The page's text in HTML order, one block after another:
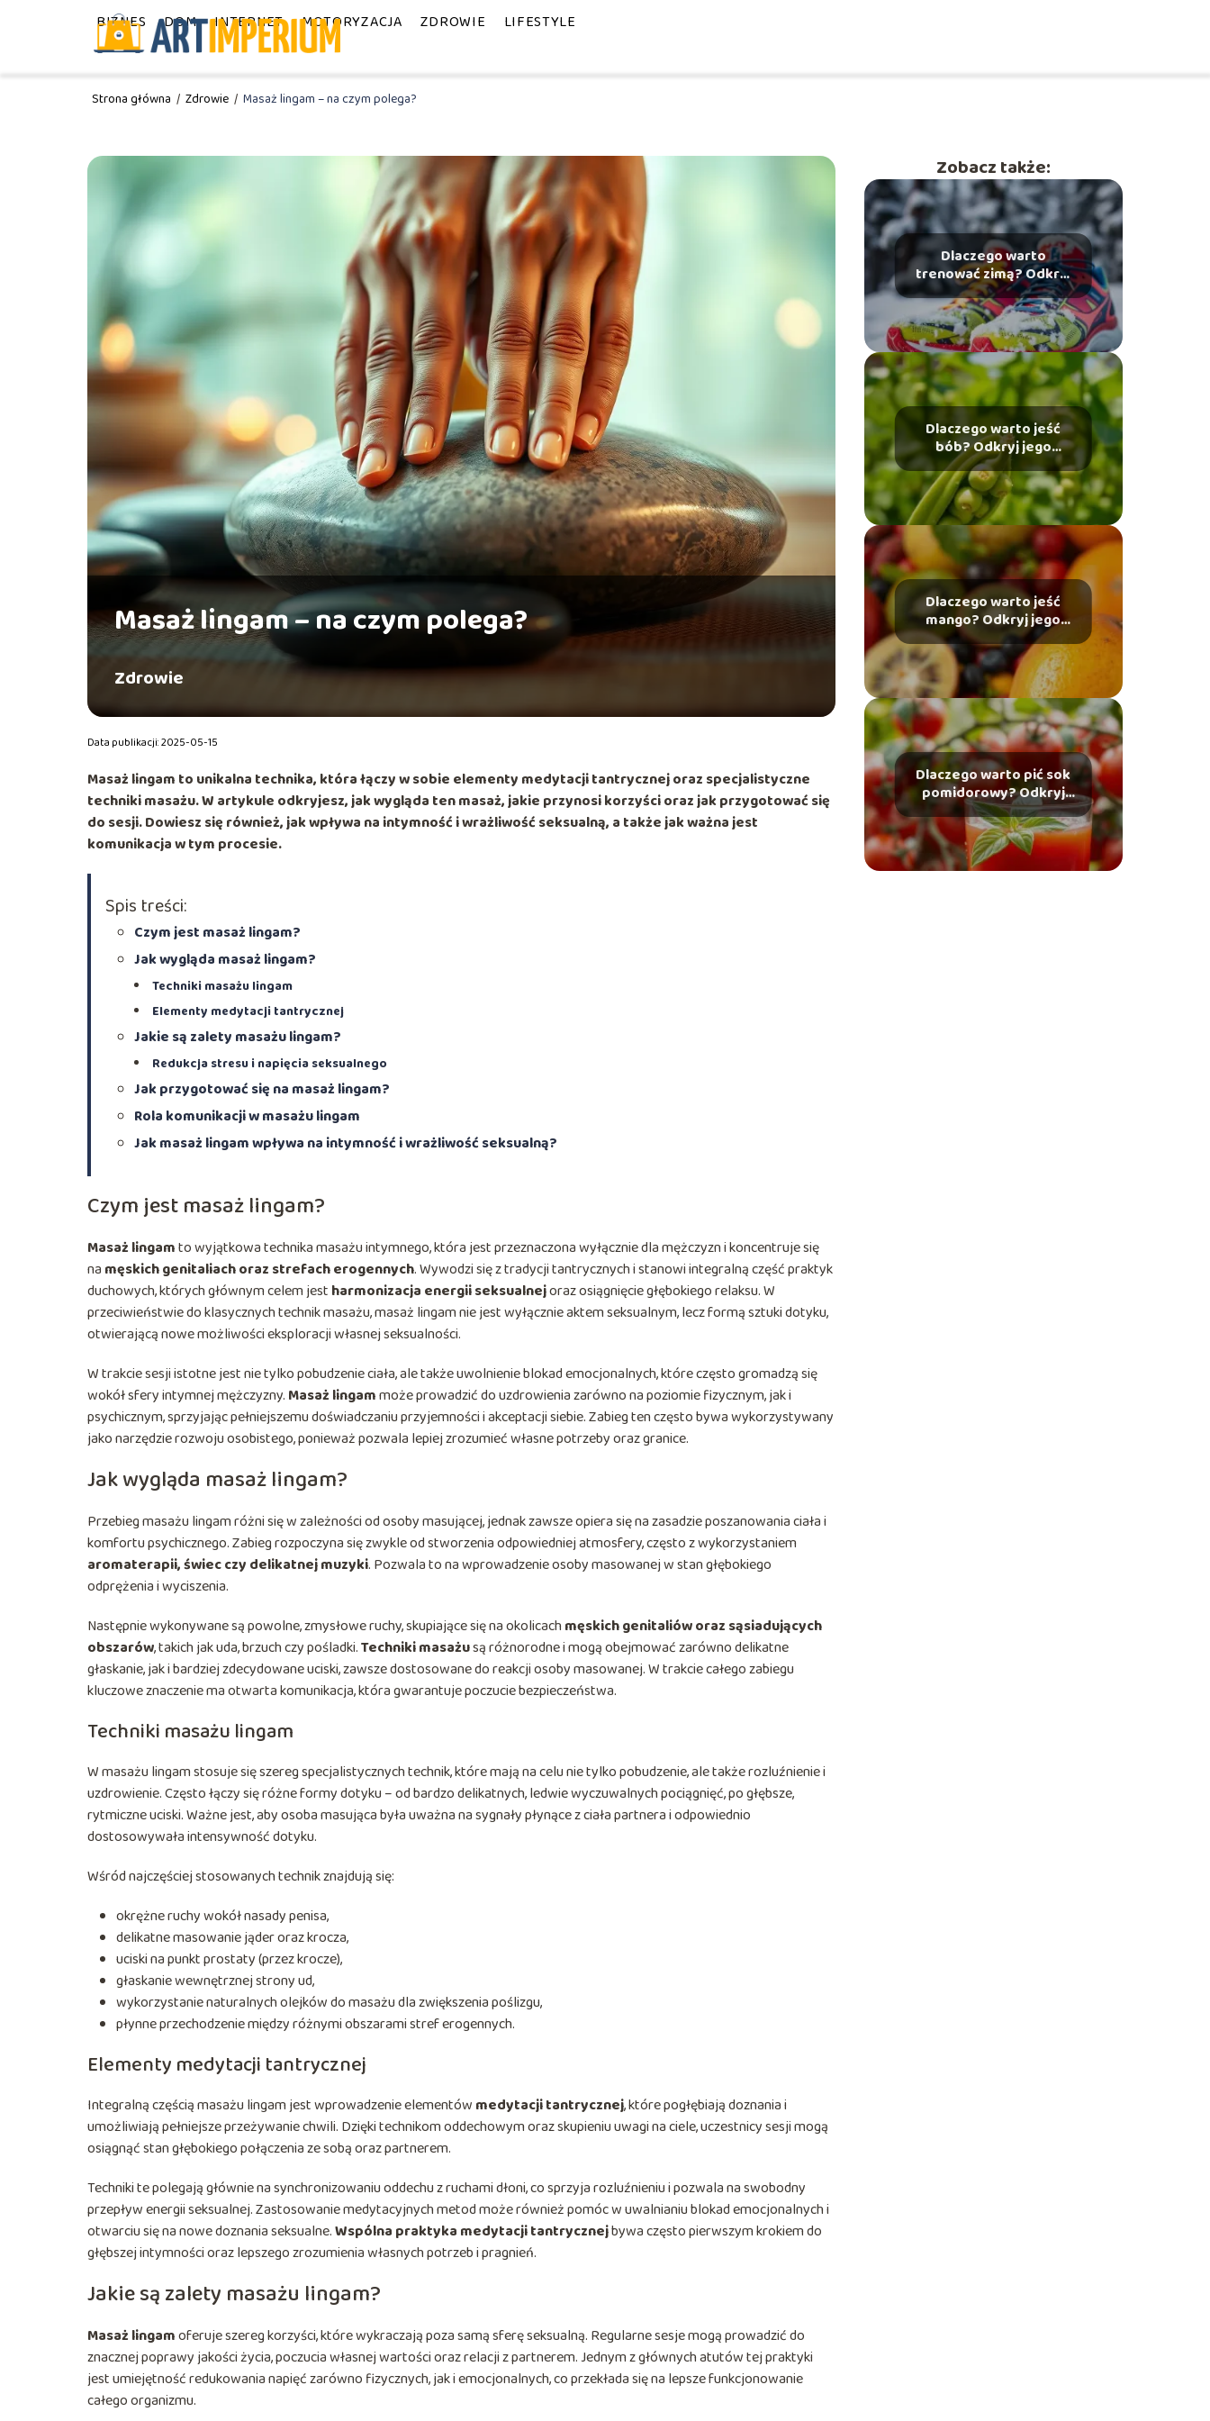
BIZNES DOM INTERNET MOTORYZACJA ZDROWIE LIFESTYLE
Strona główna / Zdrowie / Masaż lingam – na czym polega?
Masaż lingam – na czym polega?
Zdrowie
Data publikacji: 2025-05-15
Masaż lingam to unikalna technika, która łączy w sobie elementy medytacji tantrycznej oraz specjalistyczne
techniki masażu. W artykule odkryjesz, jak wygląda ten masaż, jakie przynosi korzyści oraz jak przygotować się
do sesji. Dowiesz się również, jak wpływa na intymność i wrażliwość seksualną, a także jak ważna jest
komunikacja w tym procesie.
Spis treści:
Czym jest masaż lingam?
Jak wygląda masaż lingam?
Techniki masażu lingam
Elementy medytacji tantrycznej
Jakie są zalety masażu lingam?
Redukcja stresu i napięcia seksualnego
Jak przygotować się na masaż lingam?
Rola komunikacji w masażu lingam
Jak masaż lingam wpływa na intymność i wrażliwość seksualną?
Czym jest masaż lingam?
Masaż lingamto wyjątkowa technika masażu intymnego, która jest przeznaczona wyłącznie dla mężczyzn i koncentruje się
na męskich genitaliach oraz strefach erogennych. Wywodzi się z tradycji tantrycznych i stanowi integralną część praktyk
duchowych, których głównym celem jest harmonizacja energii seksualnejoraz osiągnięcie głębokiego relaksu. W
przeciwieństwie do klasycznych technik masażu, masaż lingam nie jest wyłącznie aktem seksualnym, lecz formą sztuki dotyku,
otwierającą nowe możliwości eksploracji własnej seksualności.
W trakcie sesji istotne jest nie tylko pobudzenie ciała, ale także uwolnienie blokad emocjonalnych, które często gromadzą się
wokół sfery intymnej mężczyzny. Masaż lingammoże prowadzić do uzdrowienia zarówno na poziomie fizycznym, jak i
psychicznym, sprzyjając pełniejszemu doświadczaniu przyjemności i akceptacji siebie. Zabieg ten często bywa wykorzystywany
jako narzędzie rozwoju osobistego, ponieważ pozwala lepiej zrozumieć własne potrzeby oraz granice.
Jak wygląda masaż lingam?
Przebieg masażu lingam różni się w zależności od osoby masującej, jednak zawsze opiera się na zasadzie poszanowania ciała i
komfortu psychicznego. Zabieg rozpoczyna się zwykle od stworzenia odpowiedniej atmosfery, często z wykorzystaniem
aromaterapii, świec czy delikatnej muzyki. Pozwala to na wprowadzenie osoby masowanej w stan głębokiego
odprężenia i wyciszenia.
Następnie wykonywane są powolne, zmysłowe ruchy, skupiające się na okolicachmęskich genitaliów oraz sąsiadujących
obszarów, takich jak uda, brzuch czy pośladki.Techniki masażusą różnorodne i mogą obejmować zarówno delikatne
głaskanie, jak i bardziej zdecydowane uciski, zawsze dostosowane do reakcji osoby masowanej. W trakcie całego zabiegu
kluczowe znaczenie ma otwarta komunikacja, która gwarantuje poczucie bezpieczeństwa.
Techniki masażu lingam
W masażu lingam stosuje się szereg specjalistycznych technik, które mają na celu nie tylko pobudzenie, ale także rozluźnienie i
uzdrowienie. Często łączy się różne formy dotyku – od bardzo delikatnych, ledwie wyczuwalnych pociągnięć, po głębsze,
rytmiczne uciski. Ważne jest, aby osoba masująca była uważna na sygnały płynące z ciała partnera i odpowiednio
dostosowywała intensywność dotyku.
Wśród najczęściej stosowanych technik znajdują się:
okrężne ruchy wokół nasady penisa,
delikatne masowanie jąder oraz krocza,
uciski na punkt prostaty (przez krocze),
głaskanie wewnętrznej strony ud,
wykorzystanie naturalnych olejków do masażu dla zwiększenia poślizgu,
płynne przechodzenie między różnymi obszarami stref erogennych.
Elementy medytacji tantrycznej
Integralną częścią masażu lingam jest wprowadzenie elementów medytacji tantrycznej, które pogłębiają doznania i
umożliwiają pełniejsze przeżywanie chwili. Dzięki technikom oddechowym oraz skupieniu uwagi na ciele, uczestnicy sesji mogą
osiągnąć stan głębokiego połączenia ze sobą oraz partnerem.
Techniki te polegają głównie na synchronizowaniu oddechu z ruchami dłoni, co sprzyja rozluźnieniu i pozwala na swobodny
przepływ energii seksualnej. Zastosowanie medytacyjnych metod może również pomóc w uwalnianiu blokad emocjonalnych i
otwarciu się na nowe doznania seksualne.Wspólna praktyka medytacji tantrycznejbywa często pierwszym krokiem do
głębszej intymności oraz lepszego zrozumienia własnych potrzeb i pragnień.
Jakie są zalety masażu lingam?
Masaż lingamoferuje szereg korzyści, które wykraczają poza samą sferę seksualną. Regularne sesje mogą prowadzić do
znacznej poprawy jakości życia, poczucia własnej wartości oraz relacji z partnerem. Jednym z głównych atutów tej praktyki
jest umiejętność redukowania napięć zarówno fizycznych, jak i emocjonalnych, co przekłada się na lepsze funkcjonowanie
całego organizmu.
Zobacz także:
Dlaczego warto
trenować zimą? Odkryj
korzyści dla zdrowia!
Dlaczego warto jeść
bób? Odkryj jego
korzyści zdrowotne!
Dlaczego warto jeść
mango? Odkryj jego
korzyści zdrowotne!
Dlaczego warto pić sok
pomidorowy? Odkryj
jego zdrowotne
korzyści!